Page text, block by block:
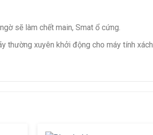
sẽ làm chết main, Smat ổ cứng.
thường xuyên khởi động cho máy tính xách